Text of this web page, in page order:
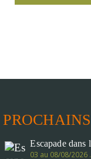
Escapade dans
03 au 08/08/2026